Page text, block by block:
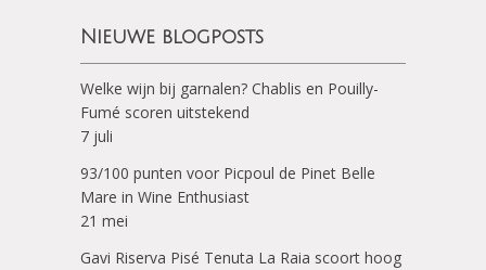
Nieuwe blogposts
Welke wijn bij garnalen? Chablis en Pouilly-
Fumé scoren uitstekend
7 juli
93/100 punten voor Picpoul de Pinet Belle
Mare in Wine Enthusiast
21 mei
Gavi Riserva Pisé Tenuta La Raia scoort hoog